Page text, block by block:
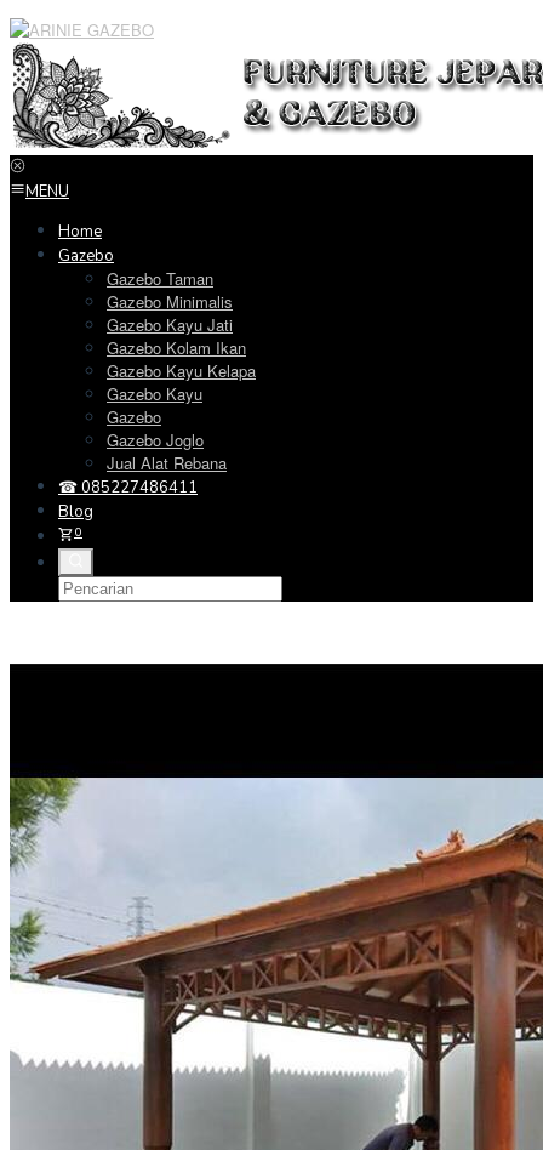
Loncat
ke
konten
MENU
Home
Gazebo
Gazebo Taman
Gazebo Minimalis
Gazebo Kayu Jati
Gazebo Kolam Ikan
Gazebo Kayu Kelapa
Gazebo Kayu
Gazebo
Gazebo Joglo
Jual Alat Rebana
☎ 085227486411
Blog
0